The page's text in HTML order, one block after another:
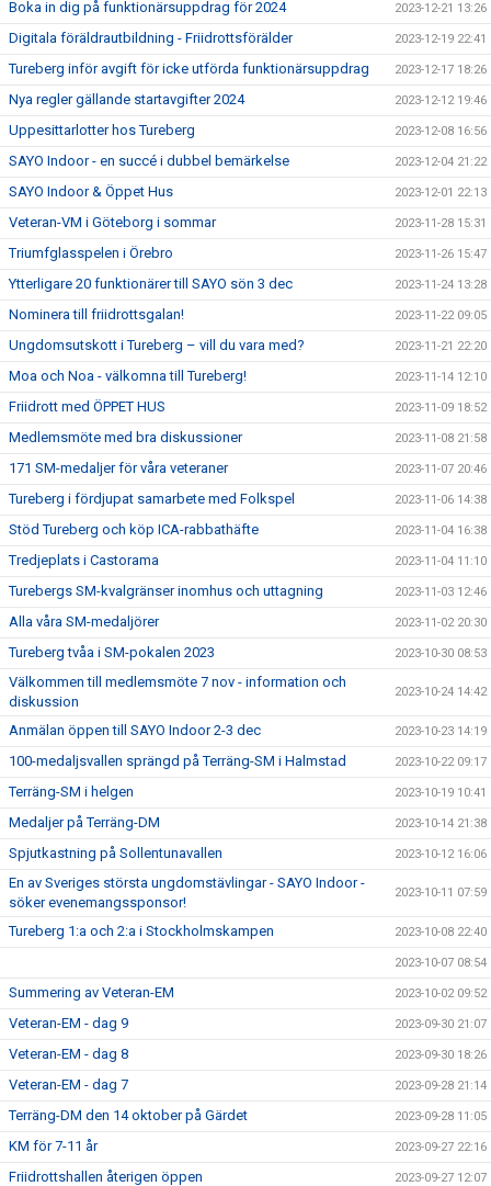
Boka in dig på funktionärsuppdrag för 2024 2023-12-21 13:26
Digitala föräldrautbildning - Friidrottsförälder 2023-12-19 22:41
Tureberg inför avgift för icke utförda funktionärsuppdrag 2023-12-17 18:26
Nya regler gällande startavgifter 2024 2023-12-12 19:46
Uppesittarlotter hos Tureberg 2023-12-08 16:56
SAYO Indoor - en succé i dubbel bemärkelse 2023-12-04 21:22
SAYO Indoor & Öppet Hus 2023-12-01 22:13
Veteran-VM i Göteborg i sommar 2023-11-28 15:31
Triumfglasspelen i Örebro 2023-11-26 15:47
Ytterligare 20 funktionärer till SAYO sön 3 dec 2023-11-24 13:28
Nominera till friidrottsgalan! 2023-11-22 09:05
Ungdomsutskott i Tureberg – vill du vara med? 2023-11-21 22:20
Moa och Noa - välkomna till Tureberg! 2023-11-14 12:10
Friidrott med ÖPPET HUS 2023-11-09 18:52
Medlemsmöte med bra diskussioner 2023-11-08 21:58
171 SM-medaljer för våra veteraner 2023-11-07 20:46
Tureberg i fördjupat samarbete med Folkspel 2023-11-06 14:38
Stöd Tureberg och köp ICA-rabbathäfte 2023-11-04 16:38
Tredjeplats i Castorama 2023-11-04 11:10
Turebergs SM-kvalgränser inomhus och uttagning 2023-11-03 12:46
Alla våra SM-medaljörer 2023-11-02 20:30
Tureberg tvåa i SM-pokalen 2023 2023-10-30 08:53
Välkommen till medlemsmöte 7 nov - information och
diskussion
2023-10-24 14:42
Anmälan öppen till SAYO Indoor 2-3 dec 2023-10-23 14:19
100-medaljsvallen sprängd på Terräng-SM i Halmstad 2023-10-22 09:17
Terräng-SM i helgen 2023-10-19 10:41
Medaljer på Terräng-DM 2023-10-14 21:38
Spjutkastning på Sollentunavallen 2023-10-12 16:06
En av Sveriges största ungdomstävlingar - SAYO Indoor -
söker evenemangssponsor!
2023-10-11 07:59
Tureberg 1:a och 2:a i Stockholmskampen 2023-10-08 22:40
2023-10-07 08:54
Summering av Veteran-EM 2023-10-02 09:52
Veteran-EM - dag 9 2023-09-30 21:07
Veteran-EM - dag 8 2023-09-30 18:26
Veteran-EM - dag 7 2023-09-28 21:14
Terräng-DM den 14 oktober på Gärdet 2023-09-28 11:05
KM för 7-11 år 2023-09-27 22:16
Friidrottshallen återigen öppen 2023-09-27 12:07